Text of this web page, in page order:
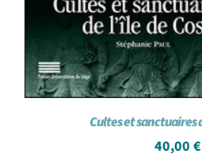
Cultes et sanctuaires
40,00 €